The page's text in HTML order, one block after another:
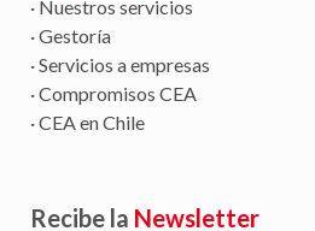
· Nuestros servicios
· Gestoría
· Servicios a empresas
· Compromisos CEA
· CEA en Chile
Recibe la Newsletter